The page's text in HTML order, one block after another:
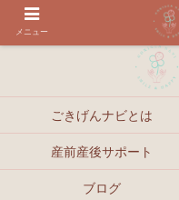
ごきげんナビとは
産前産後サポート
ブログ
メニュー